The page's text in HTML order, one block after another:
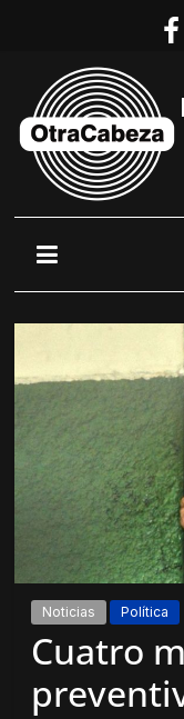
Noticias Política
Cuatro